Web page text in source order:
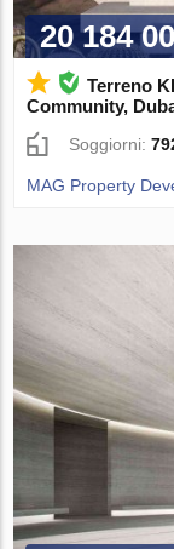
20 184
Terreno
Community,
Soggiorni:
MAG Property